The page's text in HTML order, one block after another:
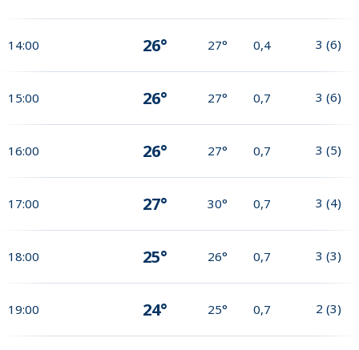
14:00 26° 27° 0,4 3 (6)
15:00 26° 27° 0,7 3 (6)
16:00 26° 27° 0,7 3 (5)
17:00 27° 30° 0,7 3 (4)
18:00 25° 26° 0,7 3 (3)
19:00 24° 25° 0,7 2 (3)